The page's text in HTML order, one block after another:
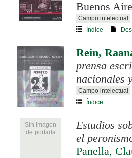
Buenos
Campo intelectual
Índice
Rein,
prensa
nacionales
Campo intelectual
Índice
Sin imagen
de portada
Estudios
el
Panella,